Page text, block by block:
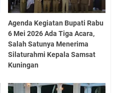
Agenda Kegiatan Bupati Rabu
6 Mei 2026 Ada Tiga Acara,
Salah Satunya Menerima
Silaturahmi Kepala Samsat
Kuningan